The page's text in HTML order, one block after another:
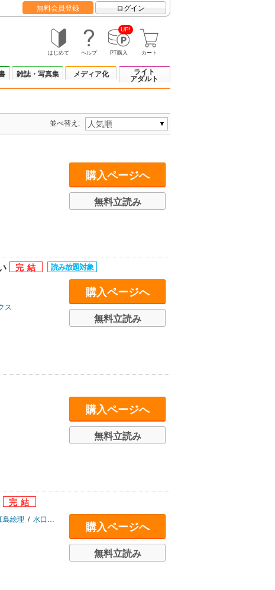
無料会員登録 ログイン
はじめて ヘルプ
UP!
PT購入 カート
雑誌・写真集 メディア化
ライト
アダルト
並べ替え:
購入ページへ
無料立読み
ス
購入ページへ
無料立読み
購入ページへ
無料立読み
島絵理 / 水口尚樹 木村光博
購入ページへ
無料立読み